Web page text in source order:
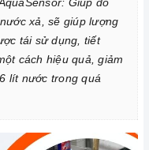
chương trình rửa.
chương trình rửa có
nên lựa chọn
mức độ bẩn của bát
xả, sẽ giúp lượng
tái sử dụng, tiết
cách hiệu quả, giảm
lít nước trong quá